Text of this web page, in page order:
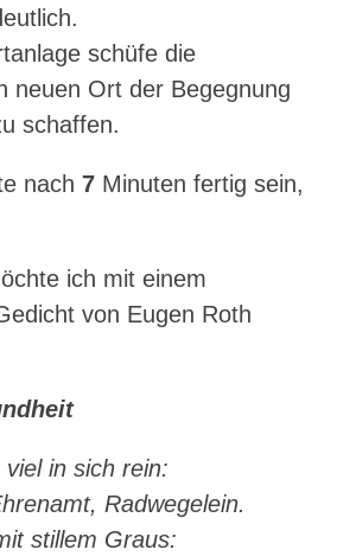
schüfe die
neuen Ort der Begegnung
schaffen.
nach 7 Minuten fertig sein,
ich mit einem
von Eugen Roth
in sich rein:
Radwegelein.
stillem Graus: